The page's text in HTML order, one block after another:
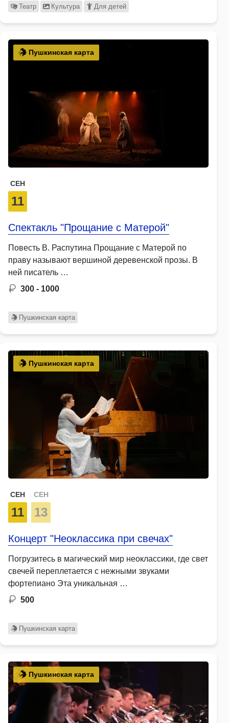
Театр Культура Для детей
Пушкинская карта
СЕН
11
Спектакль "Прощание с Матерой"
Повесть В. Распутина Прощание с Матерой по
праву называют вершиной деревенской прозы. В
ней писатель …
300 - 1000
Пушкинская карта
Пушкинская карта
СЕН
11
СЕН
13
Концерт "Неоклассика при свечах"
Погрузитесь в магический мир неоклассики, где свет
свечей переплетается с нежными звуками
фортепиано Эта уникальная …
500
Пушкинская карта
Пушкинская карта